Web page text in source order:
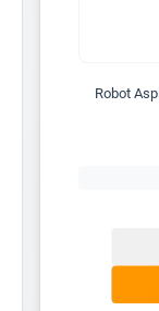
Robot